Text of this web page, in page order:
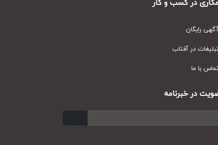
در کسب و کار
رایگان
در آفتاب
با ما
در خبرنامه